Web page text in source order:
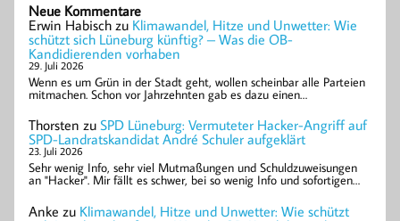
Neue Kommentare
Erwin Habisch zu Klimawandel, Hitze und Unwetter: Wie
schützt sich Lüneburg künftig? – Was die OB-
Kandidierenden vorhaben
29. Juli 2026
Wenn es um Grün in der Stadt geht, wollen scheinbar alle Parteien
mitmachen. Schon vor Jahrzehnten gab es dazu einen…
Thorsten zu SPD Lüneburg: Vermuteter Hacker-Angriff auf
SPD-Landratskandidat André Schuler aufgeklärt
23. Juli 2026
Sehr wenig Info, sehr viel Mutmaßungen und Schuldzuweisungen
an "Hacker". Mir fällt es schwer, bei so wenig Info und sofortigen…
Anke zu Klimawandel, Hitze und Unwetter: Wie schützt